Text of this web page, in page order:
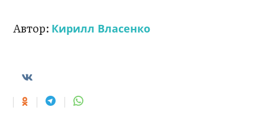
Автор: Кирилл Власенко